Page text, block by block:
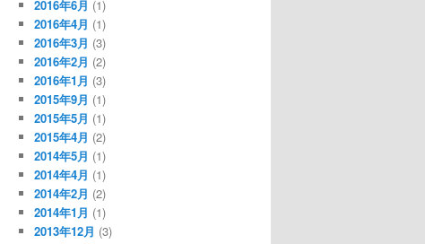
2016年6月 (1)
2016年4月 (1)
2016年3月 (3)
2016年2月 (2)
2016年1月 (3)
2015年9月 (1)
2015年5月 (1)
2015年4月 (2)
2014年5月 (1)
2014年4月 (1)
2014年2月 (2)
2014年1月 (1)
2013年12月 (3)